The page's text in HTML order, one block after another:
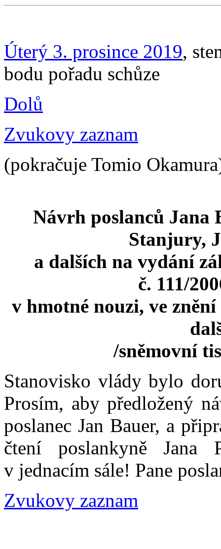
Úterý 3. prosince 2019,
bodu pořadu schůze
Dolů
Zvukovy zaznam
(pokračuje Tomio
Návrh poslanců Jana
Stanjury,
a dalších na vydání
č. 111/
v hmotné nouzi, ve
/sněmovní
Stanovisko vlády bylo
Prosím, aby předložený
poslanec Jan Bauer, a
čtení poslankyně
v jednacím sále! Pane
Zvukovy zaznam